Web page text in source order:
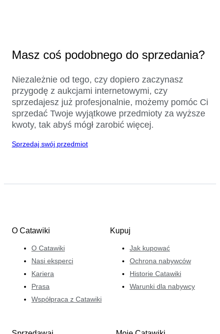
Masz coś podobnego do sprzedania?
Niezależnie od tego, czy dopiero zaczynasz
przygodę z aukcjami internetowymi, czy
sprzedajesz już profesjonalnie, możemy pomóc Ci
sprzedać Twoje wyjątkowe przedmioty za wyższe
kwoty, tak abyś mógł zarobić więcej.
Sprzedaj swój przedmiot
O Catawiki
O Catawiki
Nasi eksperci
Kariera
Prasa
Współpraca z Catawiki
Kupuj
Jak kupować
Ochrona nabywców
Historie Catawiki
Warunki dla nabywcy